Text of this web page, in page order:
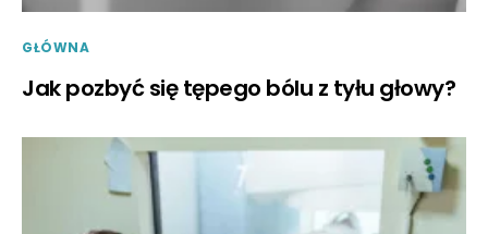
GŁÓWNA
Jak pozbyć się tępego bólu z tyłu głowy?